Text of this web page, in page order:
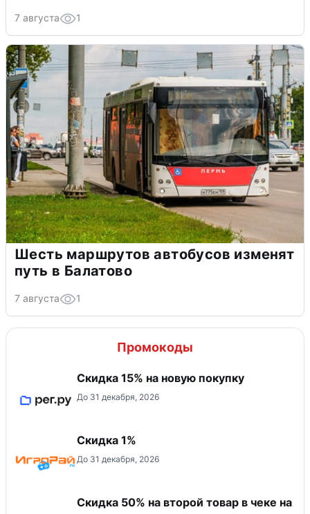
7 августа 1
Шесть маршрутов автобусов изменят
путь в Балатово
7 августа 1
Промокоды
Скидка 15% на новую покупку
До 31 декабря, 2026
Скидка 1%
До 31 декабря, 2026
Скидка 50% на второй товар в чеке на